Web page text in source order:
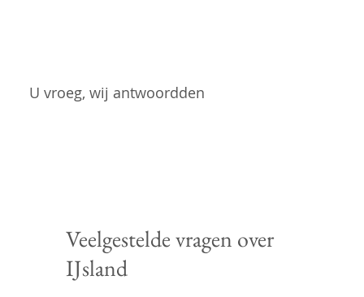
Veelgestelde vragen over
IJsland
U vroeg, wij antwoordden